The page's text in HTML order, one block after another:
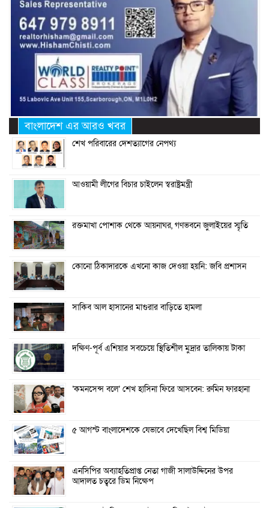
বাংলাদেশ এর আরও খবর
শেখ পরিবারের দেশত্যাগের নেপথ্য
আওয়ামী লীগের বিচার চাইলেন স্বরাষ্ট্রমন্ত্রী
রক্তমাখা পোশাক থেকে আয়নাঘর, গণভবনে জুলাইয়ের স্মৃতি
কোনো ঠিকাদারকে এখনো কাজ দেওয়া হয়নি: জবি প্রশাসন
সাকিব আল হাসানের মাগুরার বাড়িতে হামলা
দক্ষিণ-পূর্ব এশিয়ার সবচেয়ে স্থিতিশীল মুদ্রার তালিকায় টাকা
‘কমনসেন্স বলে’ শেখ হাসিনা ফিরে আসবেন: রুমিন ফারহানা
৫ আগস্ট বাংলাদেশকে যেভাবে দেখেছিল বিশ্ব মিডিয়া
এনসিপির অব্যাহতিপ্রাপ্ত নেতা গাজী সালাউদ্দিনের উপর
আদালত চত্বরে ডিম নিক্ষেপ